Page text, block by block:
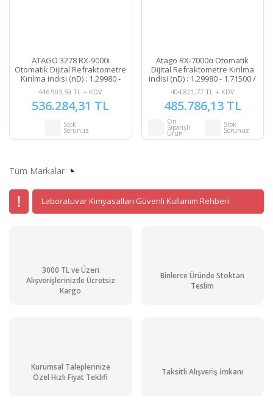
ATAGO 3278 RX-9000i
Otomatik Dijital Refraktometre
Kırılma indisi (nD) : 1.29980 -
1.71500 / Brix : %0.00 - 100.00
446.903,59 TL + KDV
536.284,31 TL
Stok
Sorunuz
Atago RX-7000α Otomatik
Dijital Refraktometre Kırılma
indisi (nD) : 1.29980 - 1.71500 /
Brix : % 0.00 - 100.00
404.821,77 TL + KDV
485.786,13 TL
Ön
Siparişli
Ürün
Stok
Sorunuz
Tüm Markalar
Laboratuvar Kimyasalları Güvenli Kullanım Rehberi
3000 TL ve Üzeri
Alışverişlerinizde Ücretsiz
Kargo
Binlerce Üründe Stoktan
Teslim
Kurumsal Taleplerinize
Özel Hızlı Fiyat Teklifi
Taksitli Alışveriş İmkanı